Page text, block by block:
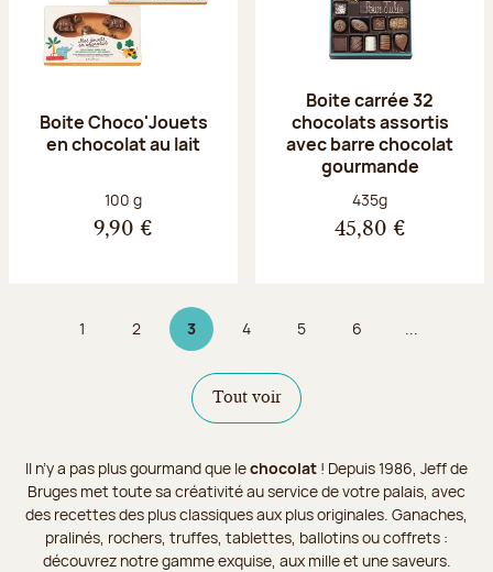
Boite Choco'Jouets
en chocolat au lait
Poids net :
100 g
9,90 €
Boite carrée 32
chocolats assortis
avec barre chocolat
gourmande
Poids net :
435g
45,80 €
Page
1 Page
2 3Page 3 sur 9
Page
4 Page
5 Page
6 ...
Tout voir
Il n’y a pas plus gourmand que lechocolat ! Depuis 1986, Jeff de
Bruges met toute sa créativité au service de votre palais, avec
des recettes des plus classiques aux plus originales. Ganaches,
pralinés, rochers, truffes, tablettes, ballotins ou coffrets :
découvrez notre gamme exquise, aux mille et une saveurs.